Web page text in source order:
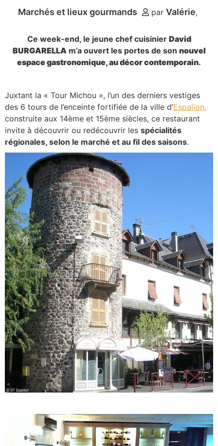
Marchés et lieux gourmands par Valérie
Ce week-end, le jeune chef cuisinier David
BURGARELLAm’a ouvert les portes de son nouvel
espace gastronomique, au décor contemporain.
Juxtant la « Tour Michou », l’un des derniers vestiges
des 6 tours de l’enceinte fortifiée de la ville d’Espalion,
construite aux 14ème et 15ème siècles, ce restaurant
invite à découvrir ou redécouvrir les spécialités
régionales, selon le marché et au fil des saisons.